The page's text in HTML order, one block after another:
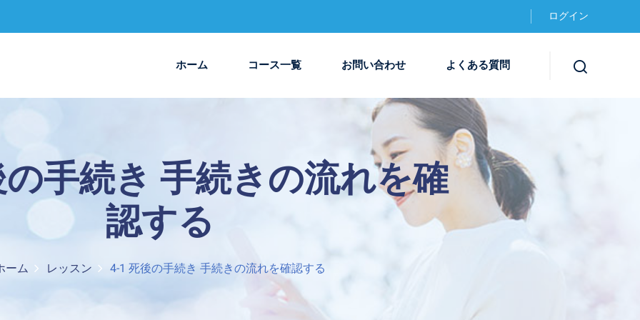
ログイン
ホーム コース一覧 お問い合わせ よくある質問
手続き 手続きの流れを確
認する
ーム レッスン 4-1 死後の手続き 手続きの流れを確認する